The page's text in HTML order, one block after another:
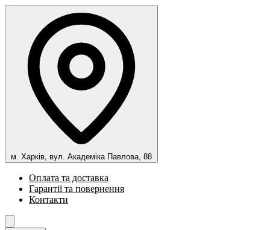
м. Харків, вул. Академіка Павлова, 88
Оплата та доставка
Гарантії та повернення
Контакти